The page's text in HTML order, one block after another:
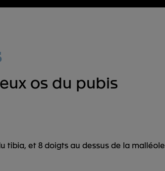
os du pubis
tibia, et 8 doigts au dessus de la malléole